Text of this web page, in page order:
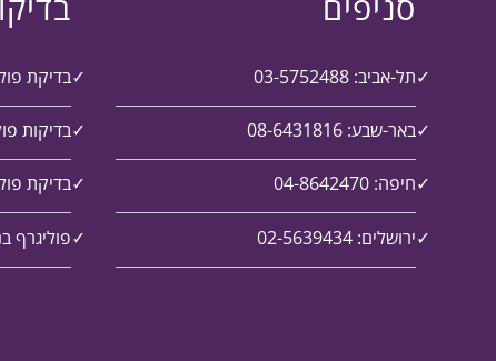
תל-אביב: 03-5752488
באר-שבע: 08-6431816
חיפה: 04-8642470
ירושלים: 02-5639434
בדיקת
בדיקות
בדיקת
פוליגרף